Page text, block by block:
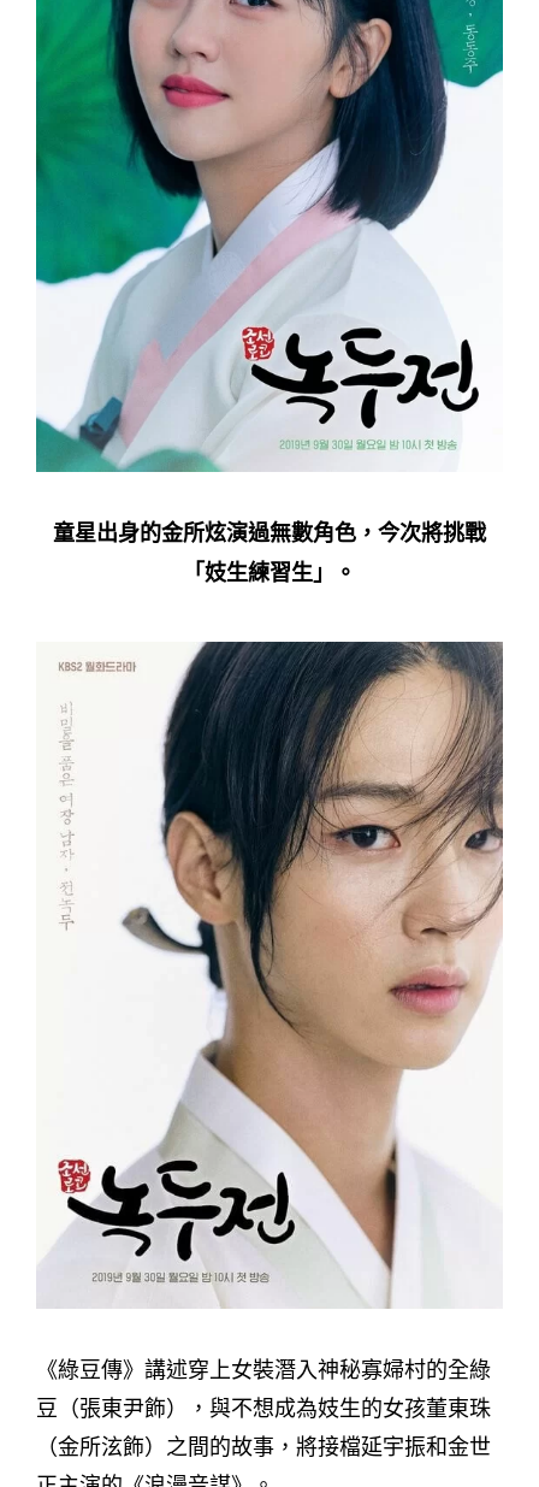
童星出身的金所炫演過無數角色，今次將挑戰
「妓生練習生」。
《綠豆傳》講述穿上女裝潛入神秘寡婦村的全綠
豆（張東尹飾），與不想成為妓生的女孩董東珠
（金所泫飾）之間的故事，將接檔延宇振和金世